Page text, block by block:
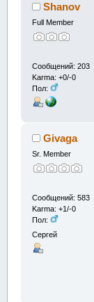
Shanov
Full Member
Сообщений: 203
Karma: +0/-0
Пол:
Givaga
Sr. Member
Сообщений: 583
Karma: +1/-0
Пол:
Сергей